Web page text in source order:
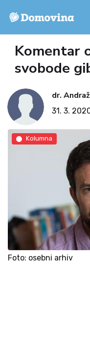
Komentar
svobode
dr.
31. 3.
Foto: osebni arhiv
Kolumna